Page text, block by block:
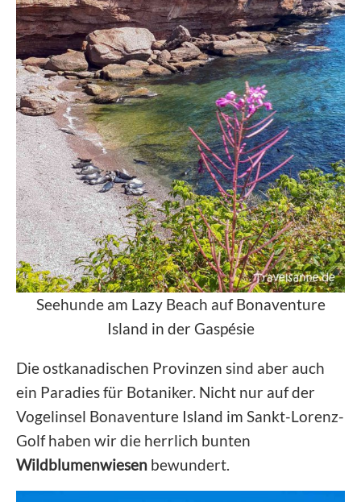
Seehunde am Lazy Beach auf Bonaventure
Island in der Gaspésie
Die ostkanadischen Provinzen sind aber auch
ein Paradies für Botaniker. Nicht nur auf der
Vogelinsel Bonaventure Island im Sankt-Lorenz-
Golf haben wir die herrlich bunten
Wildblumenwiesen bewundert.